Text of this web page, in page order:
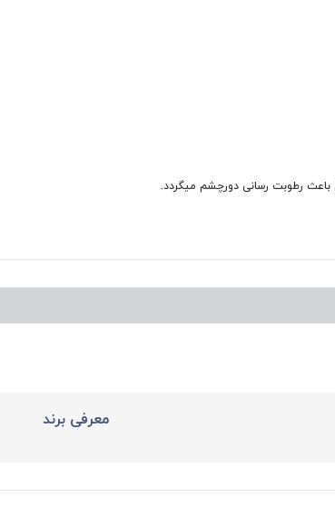
رطوبت رسانی دورچشم میگردد.
معرفی برند